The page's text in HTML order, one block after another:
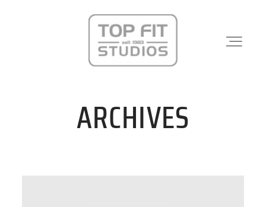
STANDORTE
ARCHIVES